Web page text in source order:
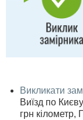
Викликати
Виїзд по
грн